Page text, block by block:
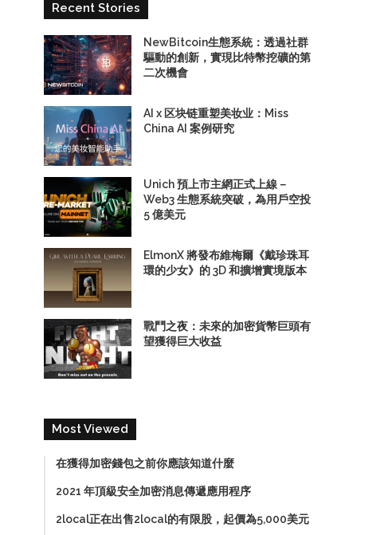
Recent Stories
NewBitcoin生態系統：透過社群
驅動的創新，實現比特幣挖礦的第
二次機會
AI x 区块链重塑美妆业：Miss
China AI 案例研究
Unich 預上市主網正式上線－
Web3 生態系統突破，為用戶空投
5 億美元
ElmonX 將發布維梅爾《戴珍珠耳
環的少女》的 3D 和擴增實境版本
戰鬥之夜：未來的加密貨幣巨頭有
望獲得巨大收益
Most Viewed
在獲得加密錢包之前你應該知道什麼
2021 年頂級安全加密消息傳遞應用程序
2local正在出售2local的有限股，起價為5,000美元